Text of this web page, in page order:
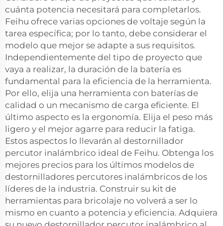
cuánta potencia necesitará para completarlos.
Feihu ofrece varias opciones de voltaje según la
tarea específica; por lo tanto, debe considerar el
modelo que mejor se adapte a sus requisitos.
Independientemente del tipo de proyecto que
vaya a realizar, la duración de la batería es
fundamental para la eficiencia de la herramienta.
Por ello, elija una herramienta con baterías de
calidad o un mecanismo de carga eficiente. El
último aspecto es la ergonomía. Elija el peso más
ligero y el mejor agarre para reducir la fatiga.
Estos aspectos lo llevarán al destornillador
percutor inalámbrico ideal de Feihu. Obtenga los
mejores precios para los últimos modelos de
destornilladores percutores inalámbricos de los
líderes de la industria. Construir su kit de
herramientas para bricolaje no volverá a ser lo
mismo en cuanto a potencia y eficiencia. Adquiera